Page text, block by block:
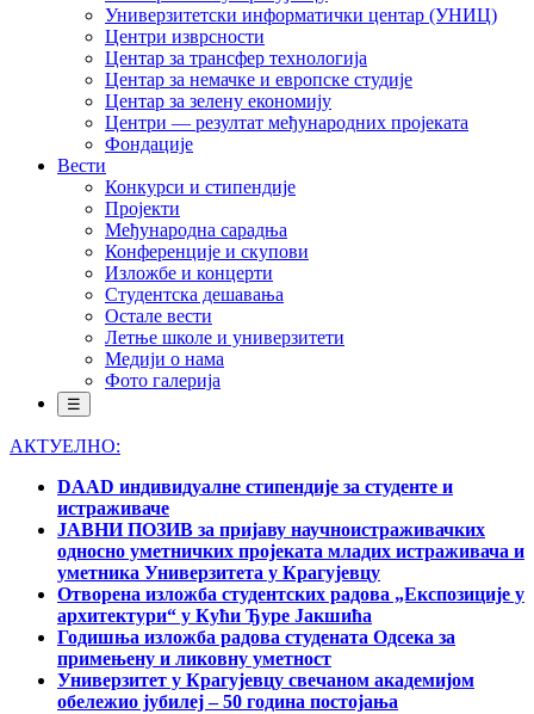
Универзитетски информатички центар (УНИЦ)
Центри изврсности
Центар за трансфер технологија
Центар за немачке и европске студије
Центар за зелену економију
Центри — резултат међународних пројеката
Фондације
Вести
Конкурси и стипендије
Пројекти
Међународна сарадња
Конференције и скупови
Изложбе и концерти
Студентска дешавања
Остале вести
Летње школе и универзитети
Медији о нама
Фото галерија
☰
АКТУЕЛНО:
DAAD индивидуалне стипендије за студенте и
истраживаче
ЈАВНИ ПОЗИВ за пријаву научноистраживачких
односно уметничких пројеката младих истраживача и
уметника Универзитета у Крагујевцу
Отворена изложба студентских радова „Експозиције у
архитектури“ у Кући Ђуре Јакшића
Годишња изложба радова студената Одсека за
примењену и ликовну уметност
Универзитет у Крагујевцу свечаном академијом
обележио јубилеј – 50 година постојања